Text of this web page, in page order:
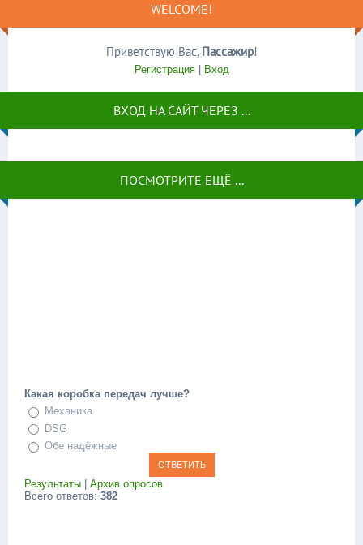
WELCOME!
Приветствую Вас, Пассажир!
Регистрация| Вход
ВХОД НА САЙТ ЧЕРЕЗ ...
ПОСМОТРИТЕ ЕЩЁ ...
Какая коробка передач лучше?
Механика
DSG
Обе надёжные
Результаты
Архив опросов
Всего ответов: 382